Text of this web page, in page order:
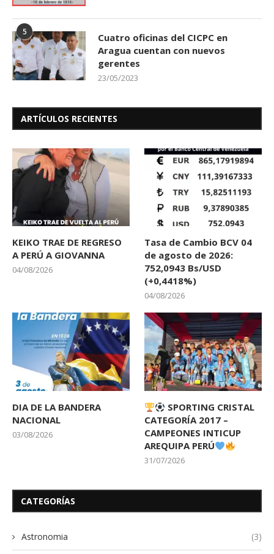
5
Cuatro oficinas del CICPC en
Aragua cuentan con nuevos
gerentes
23/05/2023
ARTÍCULOS RECIENTES
KEIKO TRAE DE REGRESO
A PERÚ A GIOVANNA
04/08/2026
Tasa de Cambio BCV 04
de agosto de 2026:
752,0943 Bs/USD
(+0,4418%)
04/08/2026
DIA DE LA BANDERA
NACIONAL
03/08/2026
SPORTING CRISTAL
CATEGORÍA 2017 –
CAMPEONES INTICUP
AREQUIPA PERÚ
31/07/2026
CATEGORÍAS
Astronomia (3)